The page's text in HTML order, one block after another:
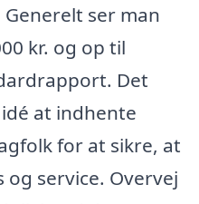
ser man
kr. og op til
Det
at indhente
for at sikre, at
service. Overvej